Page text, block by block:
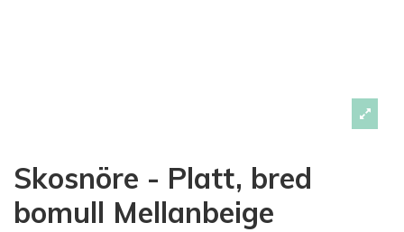
Skosnöre - Platt, bred
bomull Mellanbeige